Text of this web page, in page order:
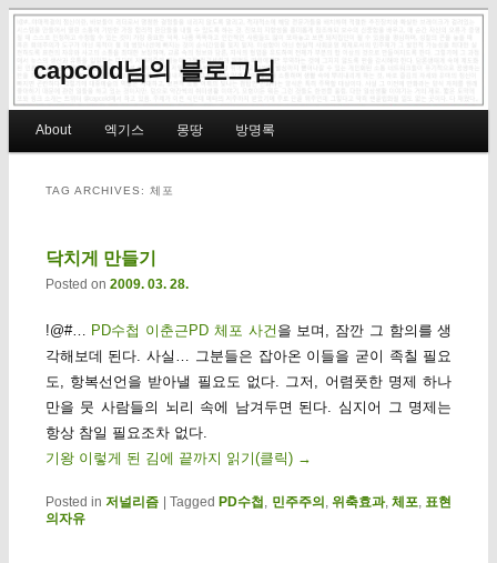
capcold님의 블로그님
Skip to primary content
Skip to secondary content
About 엑기스 몽땅 방명록
TAG ARCHIVES: 체포
닥치게 만들기
Posted on 2009. 03. 28.
!@#… PD수첩 이춘근PD 체포 사건 을 보며, 잠깐 그 함의를 생
각해보데 된다. 사실… 그분들은 잡아온 이들을 굳이 족칠 필요
도, 항복선언을 받아낼 필요도 없다. 그저, 어렴풋한 명제 하나
만을 뭇 사람들의 뇌리 속에 남겨두면 된다. 심지어 그 명제는
항상 참일 필요조차 없다.
기왕 이렇게 된 김에 끝까지 읽기(클릭) →
Posted in 저널리즘 | Tagged PD수첩 민주주의 위축효과,체포 표현
의자유